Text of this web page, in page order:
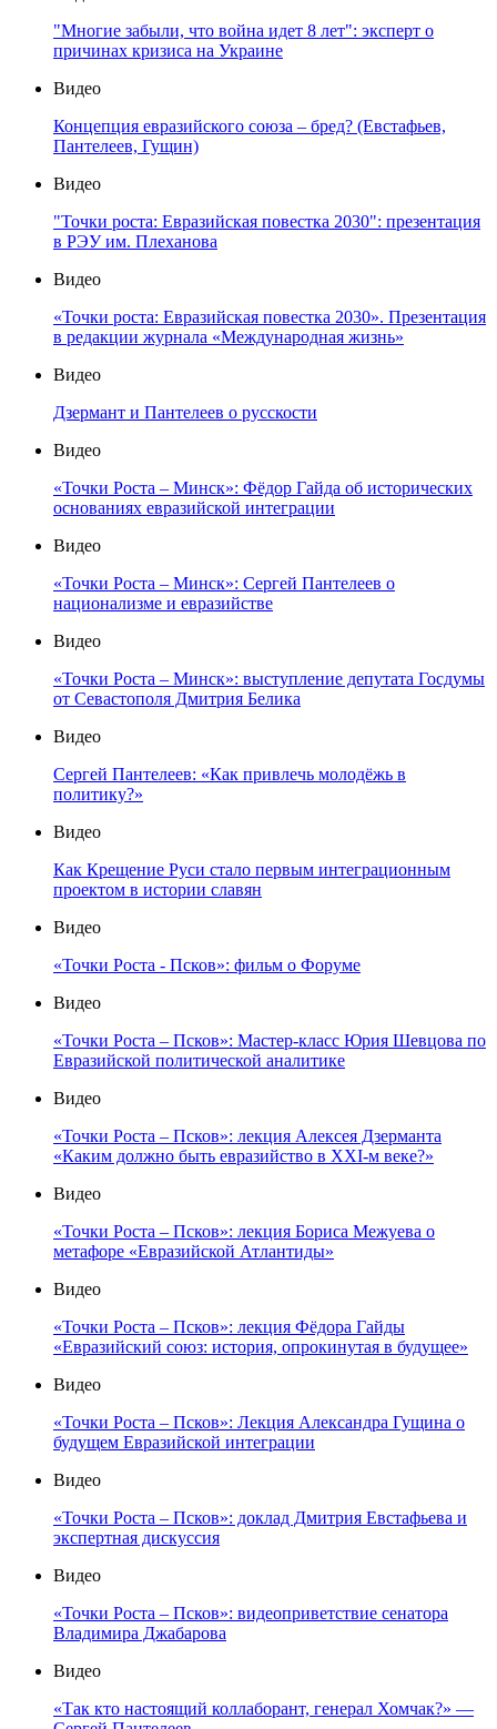
"Многие забыли, что война идет 8 лет": эксперт о
причинах кризиса на Украине
Видео
Концепция евразийского союза – бред? (Евстафьев,
Пантелеев, Гущин)
Видео
"Точки роста: Евразийская повестка 2030": презентация
в РЭУ им. Плеханова
Видео
«Точки роста: Евразийская повестка 2030». Презентация
в редакции журнала «Международная жизнь»
Видео
Дзермант и Пантелеев о русскости
Видео
«Точки Роста – Минск»: Фёдор Гайда об исторических
основаниях евразийской интеграции
Видео
«Точки Роста – Минск»: Сергей Пантелеев о
национализме и евразийстве
Видео
«Точки Роста – Минск»: выступление депутата Госдумы
от Севастополя Дмитрия Белика
Видео
Сергей Пантелеев: «Как привлечь молодёжь в
политику?»
Видео
Как Крещение Руси стало первым интеграционным
проектом в истории славян
Видео
«Точки Роста - Псков»: фильм о Форуме
Видео
«Точки Роста – Псков»: Мастер-класс Юрия Шевцова по
Евразийской политической аналитике
Видео
«Точки Роста – Псков»: лекция Алексея Дзерманта
«Каким должно быть евразийство в XXI-м веке?»
Видео
«Точки Роста – Псков»: лекция Бориса Межуева о
метафоре «Евразийской Атлантиды»
Видео
«Точки Роста – Псков»: лекция Фёдора Гайды
«Евразийский союз: история, опрокинутая в будущее»
Видео
«Точки Роста – Псков»: Лекция Александра Гущина о
будущем Евразийской интеграции
Видео
«Точки Роста – Псков»: доклад Дмитрия Евстафьева и
экспертная дискуссия
Видео
«Точки Роста – Псков»: видеоприветствие сенатора
Владимира Джабарова
Видео
«Так кто настоящий коллаборант, генерал Хомчак?» —